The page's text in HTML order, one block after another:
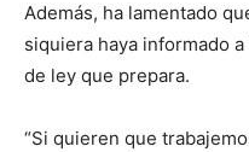
Además, ha lamentado
siquiera haya informado
de ley que prepara.
“Si quieren que